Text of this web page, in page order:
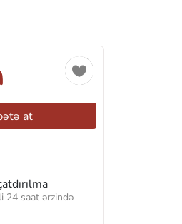
at
24 saat ərzində